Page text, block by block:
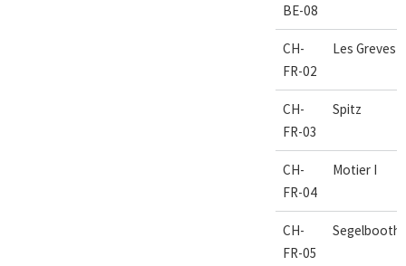
BE-08
CH-
FR-02
Les Greves
CH-
FR-03
Spitz
CH-
FR-04
Motier I
CH-
FR-05